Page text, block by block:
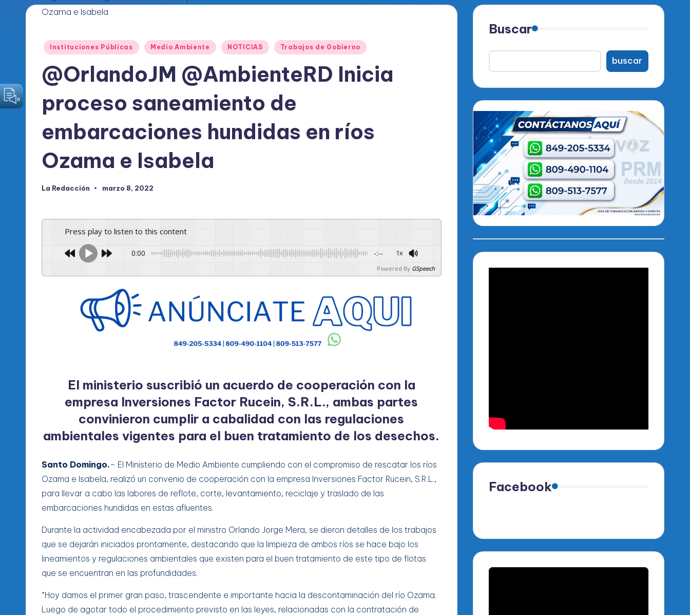
O
Publicado
Instituciones Públicas Medio Ambiente NOTICIAS Trabajos de Gobierno
@OrlandoJM @AmbienteRD Inicia
proceso saneamiento de
embarcaciones hundidas en ríos
Ozama e Isabela
Publicado
La Redacción marzo 8, 2022
Press play to listen to this content
0:00 -:-- 1x
Powered By GSpeech
El ministerio suscribió un acuerdo de cooperación con la
empresa Inversiones Factor Rucein, S.R.L., ambas partes
convinieron cumplir a cabalidad con las regulaciones
ambientales vigentes para el buen tratamiento de los desechos.
Santo Domingo.– El Ministerio de Medio Ambiente cumpliendo con el compromiso de rescatar los ríos
Ozama e Isabela, realizó un convenio de cooperación con la empresa Inversiones Factor Rucein, S.R.L.,
para llevar a cabo las labores de reflote, corte, levantamiento, reciclaje y traslado de las
embarcaciones hundidas en estas afluentes.
Durante la actividad encabezada por el ministro Orlando Jorge Mera, se dieron detalles de los trabajos
que se dejarán iniciados prontamente, destacando que la limpieza de ambos ríos se hace bajo los
lineamientos y regulaciones ambientales que existen para el buen tratamiento de este tipo de flotas
que se encuentran en las profundidades.
“Hoy damos el primer gran paso, trascendente e importante hacia la descontaminación del río Ozama.
Luego de agotar todo el procedimiento previsto en las leyes, relacionadas con la contratación de
Buscar
buscar
Facebook